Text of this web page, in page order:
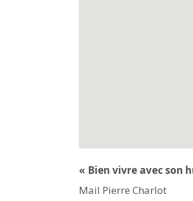
« Bien vivre avec son
Mail Pierre Charlot